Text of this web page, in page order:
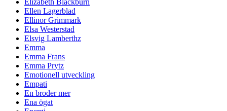
Ellen Lagerblad
Ellinor Grimmark
Elsa Westerstad
Elsvig Lamberthz
Emma
Emma Frans
Emma Prytz
Emotionell utveckling
Empati
En broder mer
Ena ögat